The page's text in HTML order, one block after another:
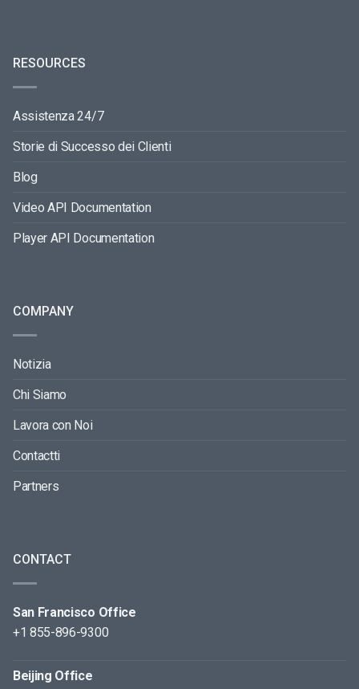
RESOURCES
Assistenza 24/7
Storie di Successo dei Clienti
Blog
Video API Documentation
Player API Documentation
COMPANY
Notizia
Chi Siamo
Lavora con Noi
Contactti
Partners
CONTACT
San Francisco Office
+1 855-896-9300
Beijing Office